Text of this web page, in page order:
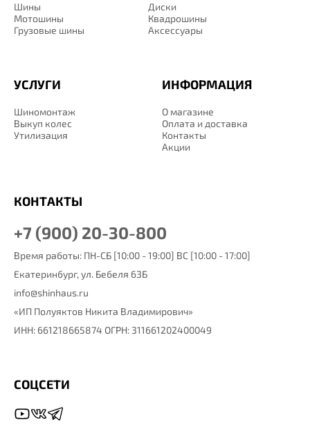
Шины
Диски
Мотошины
Квадрошины
Грузовые шины
Аксессуары
ИНФОРМАЦИЯ
О магазине
Оплата и доставка
Контакты
Акции
УСЛУГИ
Шиномонтаж
Выкуп колес
Утилизация
КОНТАКТЫ
+7 (900) 20-30-800
Время работы: ПН-СБ [10:00 - 19:00] ВС [10:00 - 17:00]
Екатеринбург, ул. Бебеля 63Б
info@shinhaus.ru
«ИП Полуяктов Никита Владимирович»
ИНН: 661218665874 ОГРН: 311661202400049
СОЦСЕТИ